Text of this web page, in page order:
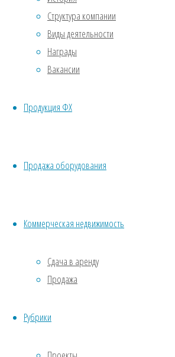
Структура компании
Виды деятельности
Награды
Вакансии
Продукция ФХ
Продажа оборудования
Коммерческая недвижимость
Сдача в аренду
Продажа
Рубрики